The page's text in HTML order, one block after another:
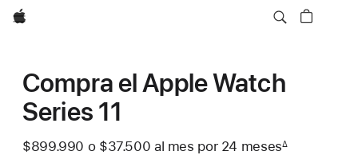
Apple
Compra el Apple Watch
Series 11
$899.990 o $37.500 al mes al mes
por 24 mesesmeses
∆